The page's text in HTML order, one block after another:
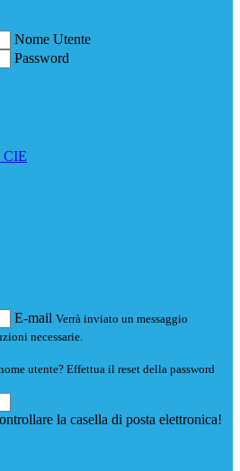
Nome Utente
Password
CIE
E-mail Verrà inviato un messaggio
necessarie.
utente? Effettua il reset della password
la casella di posta elettronica!